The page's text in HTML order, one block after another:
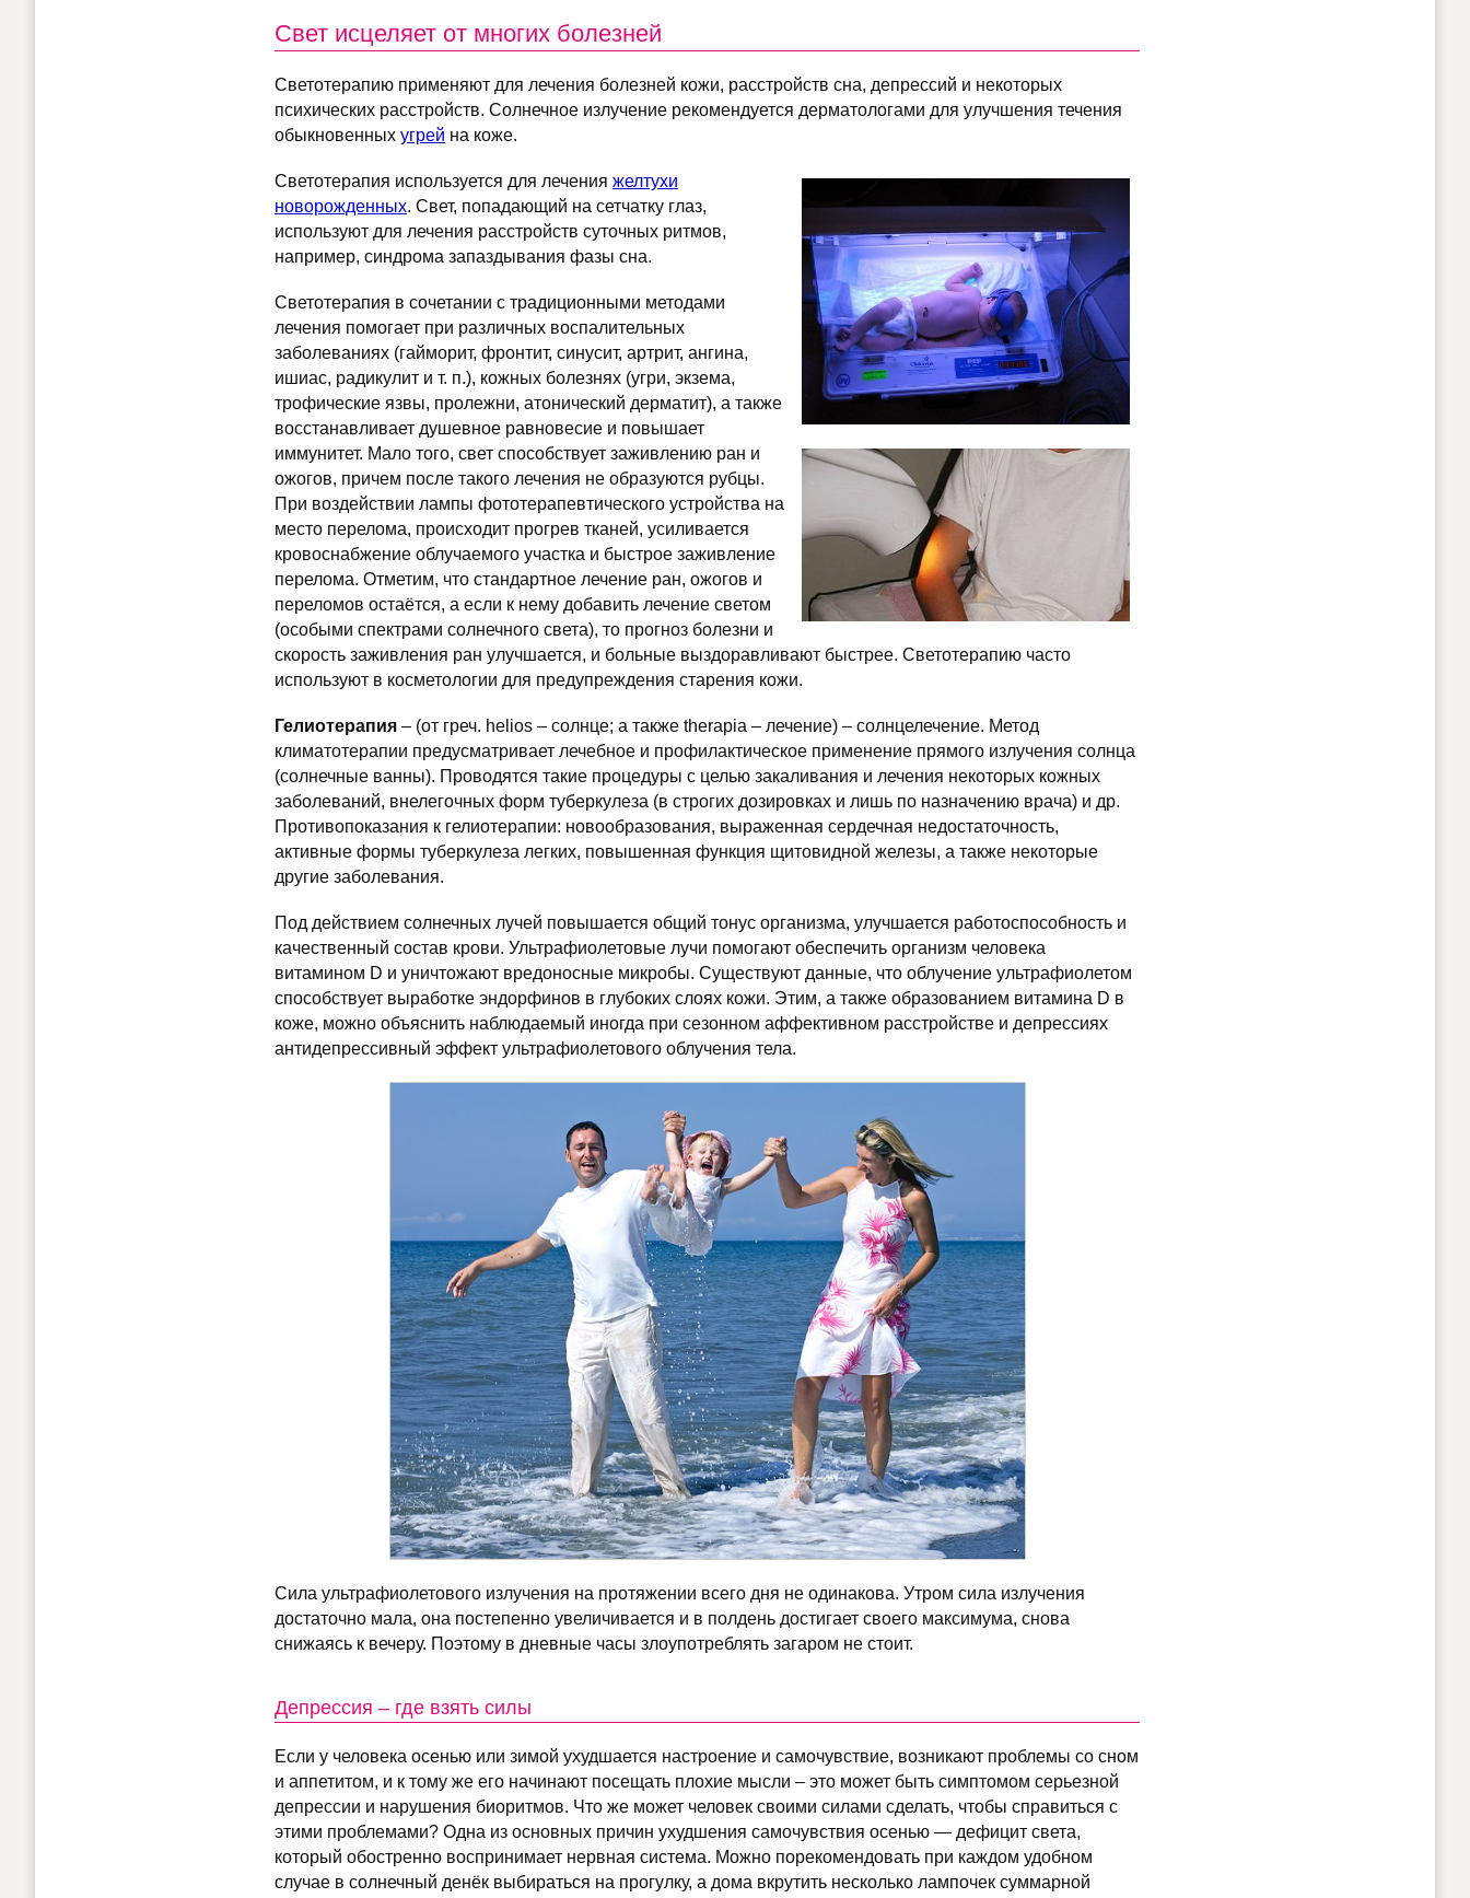
Свет исцеляет от многих болезней
Светотерапию применяют для лечения болезней кожи, расстройств сна, депрессий и некоторых
психических расстройств. Солнечное излучение рекомендуется дерматологами для улучшения течения
обыкновенных угрей на коже.
Светотерапия используется для лечения желтухи
новорожденных. Свет, попадающий на сетчатку глаз,
используют для лечения расстройств суточных ритмов,
например, синдрома запаздывания фазы сна.
Светотерапия в сочетании с традиционными методами
лечения помогает при различных воспалительных
заболеваниях (гайморит, фронтит, синусит, артрит, ангина,
ишиас, радикулит и т. п.), кожных болезнях (угри, экзема,
трофические язвы, пролежни, атонический дерматит), а также
восстанавливает душевное равновесие и повышает
иммунитет. Мало того, свет способствует заживлению ран и
ожогов, причем после такого лечения не образуются рубцы.
При воздействии лампы фототерапевтического устройства на
место перелома, происходит прогрев тканей, усиливается
кровоснабжение облучаемого участка и быстрое заживление
перелома. Отметим, что стандартное лечение ран, ожогов и
переломов остаётся, а если к нему добавить лечение светом
(особыми спектрами солнечного света), то прогноз болезни и
скорость заживления ран улучшается, и больные выздоравливают быстрее. Светотерапию часто
используют в косметологии для предупреждения старения кожи.
Гелиотерапия – (от греч. helios – солнце; а также therapia – лечение) – солнцелечение. Метод
климатотерапии предусматривает лечебное и профилактическое применение прямого излучения солнца
(солнечные ванны). Проводятся такие процедуры с целью закаливания и лечения некоторых кожных
заболеваний, внелегочных форм туберкулеза (в строгих дозировках и лишь по назначению врача) и др.
Противопоказания к гелиотерапии: новообразования, выраженная сердечная недостаточность,
активные формы туберкулеза легких, повышенная функция щитовидной железы, а также некоторые
другие заболевания.
Под действием солнечных лучей повышается общий тонус организма, улучшается работоспособность и
качественный состав крови. Ультрафиолетовые лучи помогают обеспечить организм человека
витамином D и уничтожают вредоносные микробы. Существуют данные, что облучение ультрафиолетом
способствует выработке эндорфинов в глубоких слоях кожи. Этим, а также образованием витамина D в
коже, можно объяснить наблюдаемый иногда при сезонном аффективном расстройстве и депрессиях
антидепрессивный эффект ультрафиолетового облучения тела.
Сила ультрафиолетового излучения на протяжении всего дня не одинакова. Утром сила излучения
достаточно мала, она постепенно увеличивается и в полдень достигает своего максимума, снова
снижаясь к вечеру. Поэтому в дневные часы злоупотреблять загаром не стоит.
Депрессия – где взять силы
Если у человека осенью или зимой ухудшается настроение и самочувствие, возникают проблемы со сном
и аппетитом, и к тому же его начинают посещать плохие мысли – это может быть симптомом серьезной
депрессии и нарушения биоритмов. Что же может человек своими силами сделать, чтобы справиться с
этими проблемами? Одна из основных причин ухудшения самочувствия осенью — дефицит света,
который обостренно воспринимает нервная система. Можно порекомендовать при каждом удобном
случае в солнечный денёк выбираться на прогулку, а дома вкрутить несколько лампочек суммарной